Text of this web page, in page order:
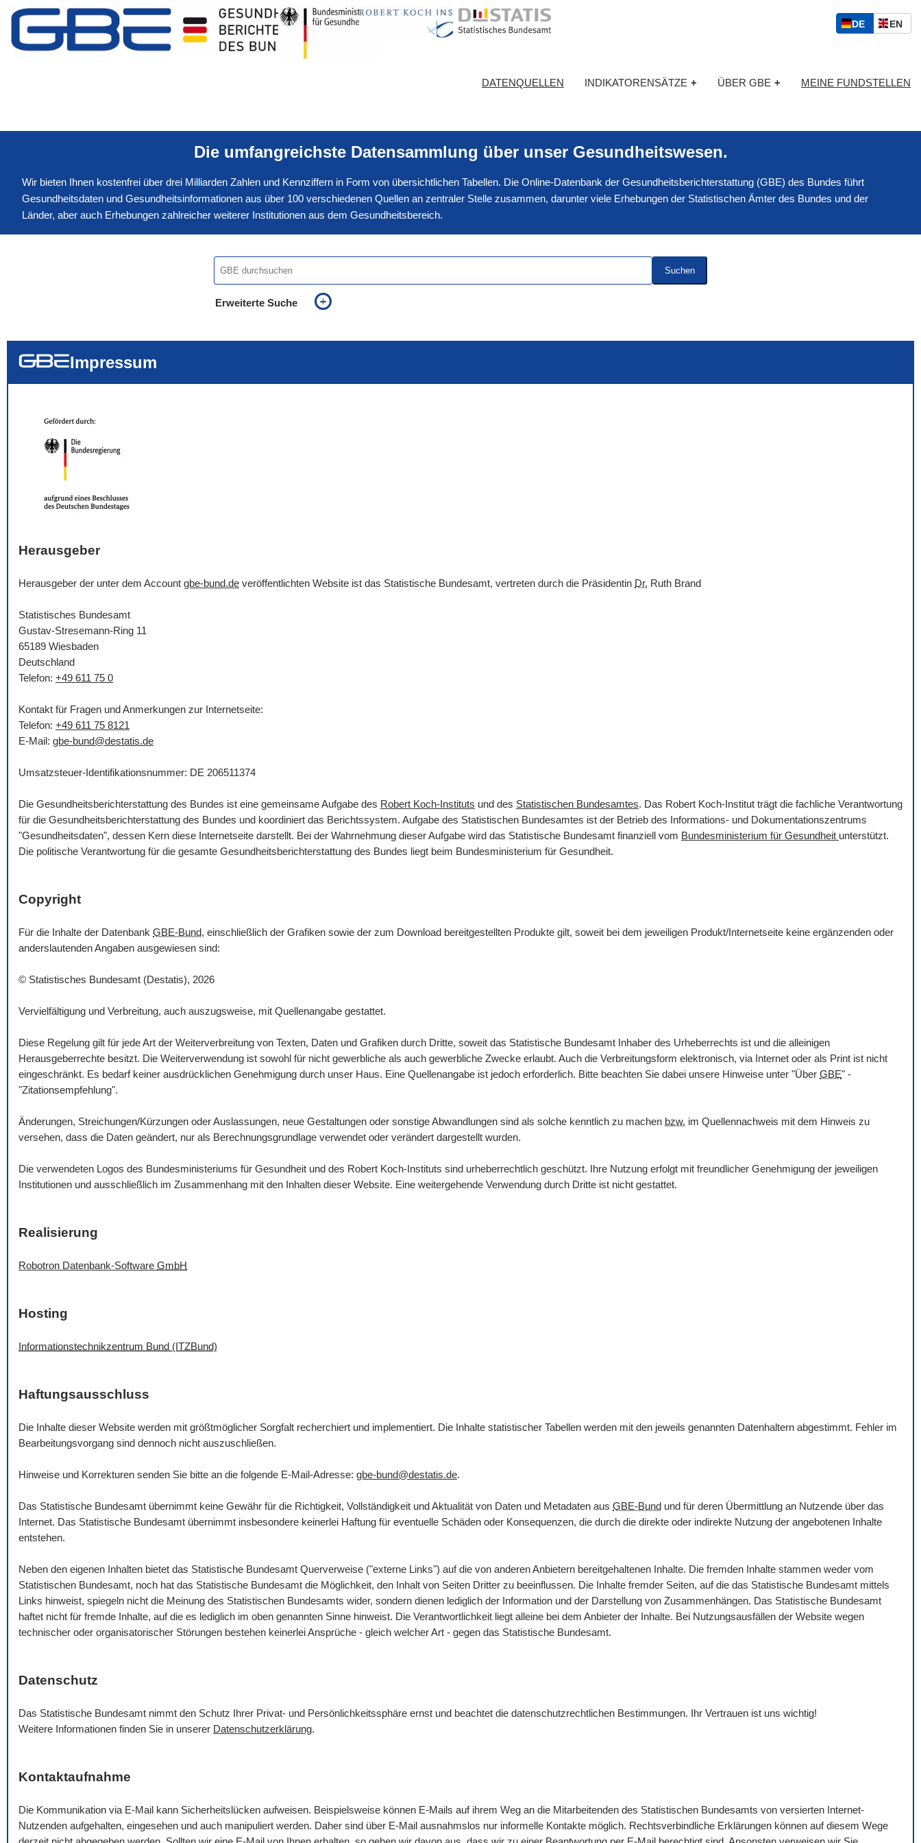
S
p
c
h
l
DED
S
ENE
I
H
DATENQUELLEN INDIKATORENSÄTZE + ÜBER GBE + MEINE FUNDSTELLEN
Die umfangreichste Datensammlung über unser Gesundheitswesen.
Wir bieten Ihnen kostenfrei über drei Milliarden Zahlen und Kennziffern in Form von übersichtlichen Tabellen. Die Online-Datenbank der Gesundheitsberichterstattung (GBE) des Bundes führt
Gesundheitsdaten und Gesundheitsinformationen aus über 100 verschiedenen Quellen an zentraler Stelle zusammen, darunter viele Erhebungen der Statistischen Ämter des Bundes und der
Länder, aber auch Erhebungen zahlreicher weiterer Institutionen aus dem Gesundheitsbereich.
Suchen
Erweiterte Suche
Impressum
Herausgeber
Herausgeber der unter dem Account gbe-bund.de veröffentlichten Website ist das Statistische Bundesamt, vertreten durch die Präsidentin Dr. Ruth Brand
Statistisches Bundesamt
Gustav-Stresemann-Ring 11
65189 Wiesbaden
Deutschland
Telefon: +49 611 75 0
Kontakt für Fragen und Anmerkungen zur Internetseite:
Telefon: +49 611 75 8121
E-Mail: gbe-bund@destatis.de
Umsatzsteuer-Identifikationsnummer: DE 206511374
Die Gesundheitsberichterstattung des Bundes ist eine gemeinsame Aufgabe des Robert Koch-Instituts und des Statistischen Bundesamtes. Das Robert Koch-Institut trägt die fachliche Verantwortung
für die Gesundheitsberichterstattung des Bundes und koordiniert das Berichtssystem. Aufgabe des Statistischen Bundesamtes ist der Betrieb des Informations- und Dokumentationszentrums
"Gesundheitsdaten", dessen Kern diese Internetseite darstellt. Bei der Wahrnehmung dieser Aufgabe wird das Statistische Bundesamt finanziell vom Bundesministerium für Gesundheit unterstützt.
Die politische Verantwortung für die gesamte Gesundheitsberichterstattung des Bundes liegt beim Bundesministerium für Gesundheit.
Copyright
Für die Inhalte der Datenbank GBE-Bund, einschließlich der Grafiken sowie der zum Download bereitgestellten Produkte gilt, soweit bei dem jeweiligen Produkt/Internetseite keine ergänzenden oder
anderslautenden Angaben ausgewiesen sind:
© Statistisches Bundesamt (Destatis), 2026
Vervielfältigung und Verbreitung, auch auszugsweise, mit Quellenangabe gestattet.
Diese Regelung gilt für jede Art der Weiterverbreitung von Texten, Daten und Grafiken durch Dritte, soweit das Statistische Bundesamt Inhaber des Urheberrechts ist und die alleinigen
Herausgeberrechte besitzt. Die Weiterverwendung ist sowohl für nicht gewerbliche als auch gewerbliche Zwecke erlaubt. Auch die Verbreitungsform elektronisch, via Internet oder als Print ist nicht
eingeschränkt. Es bedarf keiner ausdrücklichen Genehmigung durch unser Haus. Eine Quellenangabe ist jedoch erforderlich. Bitte beachten Sie dabei unsere Hinweise unter "Über GBE" -
"Zitationsempfehlung".
Änderungen, Streichungen/Kürzungen oder Auslassungen, neue Gestaltungen oder sonstige Abwandlungen sind als solche kenntlich zu machen bzw. im Quellennachweis mit dem Hinweis zu
versehen, dass die Daten geändert, nur als Berechnungsgrundlage verwendet oder verändert dargestellt wurden.
Die verwendeten Logos des Bundesministeriums für Gesundheit und des Robert Koch-Instituts sind urheberrechtlich geschützt. Ihre Nutzung erfolgt mit freundlicher Genehmigung der jeweiligen
Institutionen und ausschließlich im Zusammenhang mit den Inhalten dieser Website. Eine weitergehende Verwendung durch Dritte ist nicht gestattet.
Realisierung
Robotron Datenbank-Software GmbH
Hosting
Informationstechnikzentrum Bund (ITZBund)
Haftungsausschluss
Die Inhalte dieser Website werden mit größtmöglicher Sorgfalt recherchiert und implementiert. Die Inhalte statistischer Tabellen werden mit den jeweils genannten Datenhaltern abgestimmt. Fehler im
Bearbeitungsvorgang sind dennoch nicht auszuschließen.
Hinweise und Korrekturen senden Sie bitte an die folgende E-Mail-Adresse: gbe-bund@destatis.de.
Das Statistische Bundesamt übernimmt keine Gewähr für die Richtigkeit, Vollständigkeit und Aktualität von Daten und Metadaten aus GBE-Bund und für deren Übermittlung an Nutzende über das
Internet. Das Statistische Bundesamt übernimmt insbesondere keinerlei Haftung für eventuelle Schäden oder Konsequenzen, die durch die direkte oder indirekte Nutzung der angebotenen Inhalte
entstehen.
Neben den eigenen Inhalten bietet das Statistische Bundesamt Querverweise ("externe Links") auf die von anderen Anbietern bereitgehaltenen Inhalte. Die fremden Inhalte stammen weder vom
Statistischen Bundesamt, noch hat das Statistische Bundesamt die Möglichkeit, den Inhalt von Seiten Dritter zu beeinflussen. Die Inhalte fremder Seiten, auf die das Statistische Bundesamt mittels
Links hinweist, spiegeln nicht die Meinung des Statistischen Bundesamts wider, sondern dienen lediglich der Information und der Darstellung von Zusammenhängen. Das Statistische Bundesamt
haftet nicht für fremde Inhalte, auf die es lediglich im oben genannten Sinne hinweist. Die Verantwortlichkeit liegt alleine bei dem Anbieter der Inhalte. Bei Nutzungsausfällen der Website wegen
technischer oder organisatorischer Störungen bestehen keinerlei Ansprüche - gleich welcher Art - gegen das Statistische Bundesamt.
Datenschutz
Das Statistische Bundesamt nimmt den Schutz Ihrer Privat- und Persönlichkeitssphäre ernst und beachtet die datenschutzrechtlichen Bestimmungen. Ihr Vertrauen ist uns wichtig!
Weitere Informationen finden Sie in unserer Datenschutzerklärung.
Kontaktaufnahme
Die Kommunikation via E-Mail kann Sicherheitslücken aufweisen. Beispielsweise können E-Mails auf ihrem Weg an die Mitarbeitenden des Statistischen Bundesamts von versierten Internet-
Nutzenden aufgehalten, eingesehen und auch manipuliert werden. Daher sind über E-Mail ausnahmslos nur informelle Kontakte möglich. Rechtsverbindliche Erklärungen können auf diesem Wege